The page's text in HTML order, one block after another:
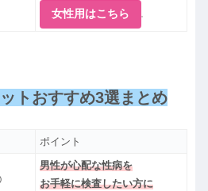
女性用はこちら
トおすすめ3選まとめ
ポイント
男性が心配な性病を
お手軽に検査したい方に